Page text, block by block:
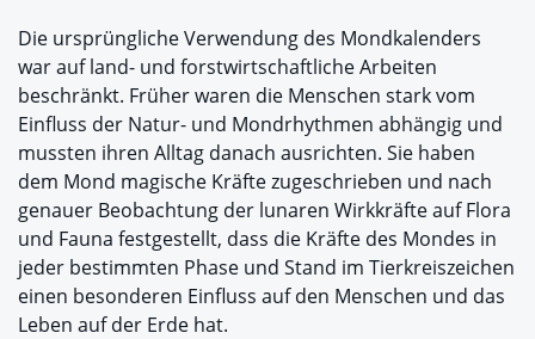
Die ursprüngliche Verwendung des Mondkalenders
war auf land- und forstwirtschaftliche Arbeiten
beschränkt. Früher waren die Menschen stark vom
Einfluss der Natur- und Mondrhythmen abhängig und
mussten ihren Alltag danach ausrichten. Sie haben
dem Mond magische Kräfte zugeschrieben und nach
genauer Beobachtung der lunaren Wirkkräfte auf Flora
und Fauna festgestellt, dass die Kräfte des Mondes in
jeder bestimmten Phase und Stand im Tierkreiszeichen
einen besonderen Einfluss auf den Menschen und das
Leben auf der Erde hat.